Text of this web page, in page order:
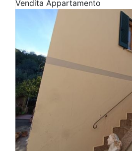
Vendita Appartamento